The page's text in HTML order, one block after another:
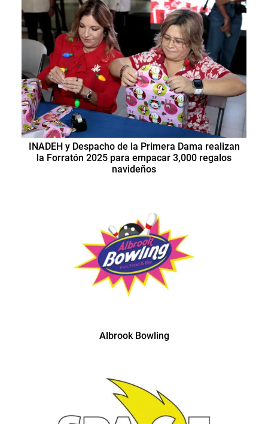
INADEH y Despacho de la Primera Dama realizan
la Forratón 2025 para empacar 3,000 regalos
navideños
Albrook Bowling